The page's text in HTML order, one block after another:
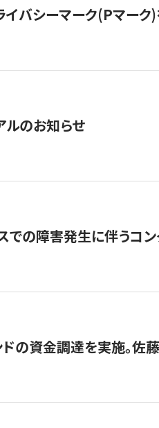
バシーマーク(Pマーク
ルのお知らせ
での障害発生に伴うコ
の資金調達を実施。佐